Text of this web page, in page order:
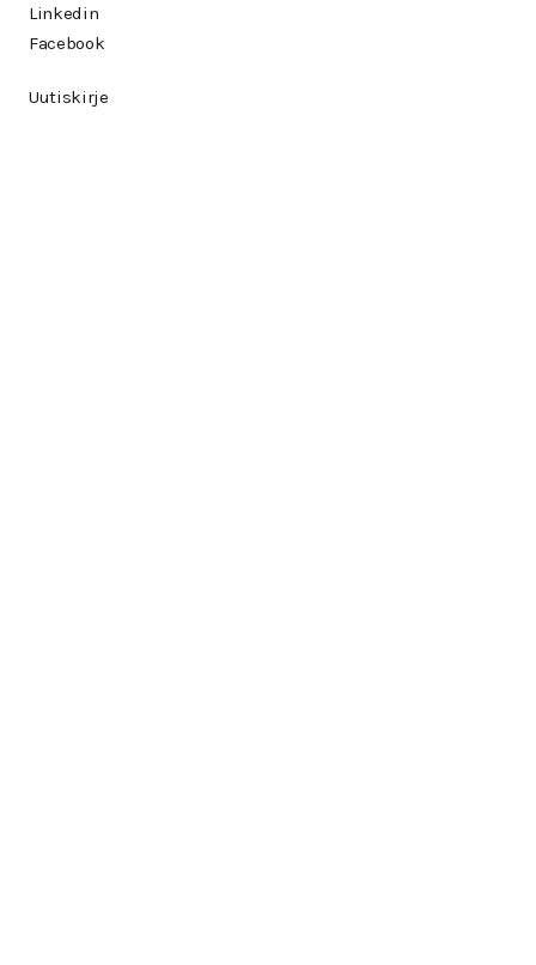
Linkedin
Facebook
Uutiskirje